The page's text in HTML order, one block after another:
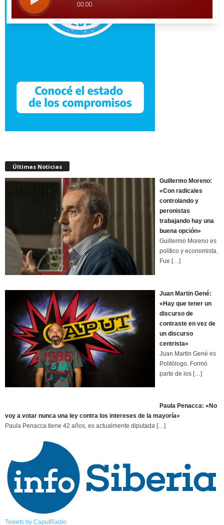
Últimas Noticias
Guillermo Moreno:
«Con radicales
controlando y
peronistas
trabajando hay una
buena opción»
Guillermo Moreno es
político y economista.
Fue […]
Juan Martin Gené:
«Hay que tener un
discurso de
contraste en vez de
un discurso
centrista»
Juan Martin Gené es
Politólogo. Formó
parte de los […]
Paula Penacca: «No
voy a votar nunca una ley contra los intereses de la mayoría»
Paula Penacca tiene 42 años, es actualmente diputada […]
Tweets by CaputRadio